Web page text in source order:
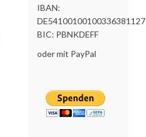
IBAN:
DE54100100100336381127
BIC: PBNKDEFF
oder mit PayPal